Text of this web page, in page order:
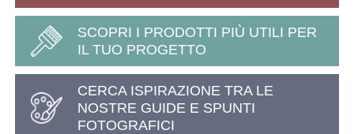
SCOPRI I PRODOTTI PIÙ UTILI PER
IL TUO PROGETTO
CERCA ISPIRAZIONE TRA LE
NOSTRE GUIDE E SPUNTI
FOTOGRAFICI